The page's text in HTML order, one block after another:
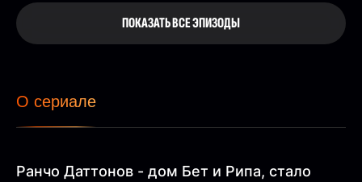
ПОКАЗАТЬ ВСЕ ЭПИЗОДЫ
О сериале
Ранчо Даттонов - дом Бет и Рипа, стало